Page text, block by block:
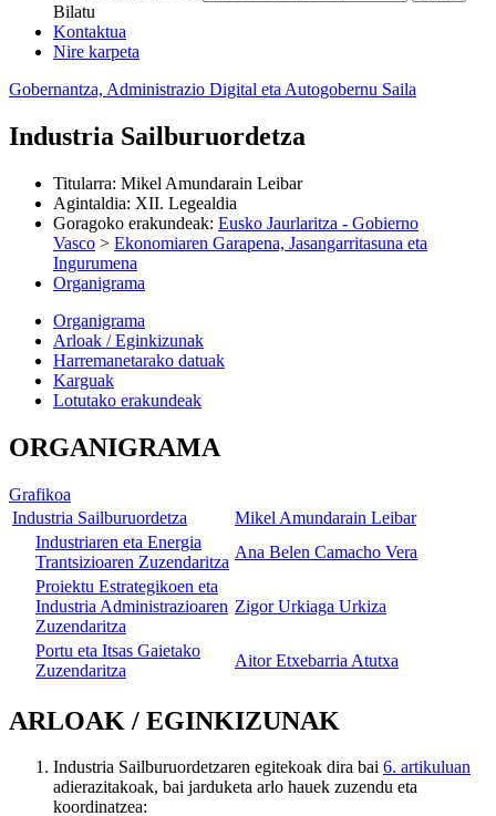
Bilatu
Kontaktua
Nire karpeta
Gobernantza, Administrazio Digital eta Autogobernu Saila
Industria Sailburuordetza
Titularra: Mikel Amundarain Leibar
Agintaldia: XII. Legealdia
Goragoko erakundeak: Eusko Jaurlaritza - Gobierno
Vasco > Ekonomiaren Garapena, Jasangarritasuna eta
Ingurumena
Organigrama
Organigrama
Arloak / Eginkizunak
Harremanetarako datuak
Karguak
Lotutako erakundeak
ORGANIGRAMA
Grafikoa
Industria Sailburuordetza
Mikel Amundarain Leibar
Industriaren eta Energia
Trantsizioaren Zuzendaritza
Ana Belen Camacho Vera
Proiektu Estrategikoen eta
Industria Administrazioaren
Zuzendaritza
Zigor Urkiaga Urkiza
Portu eta Itsas Gaietako
Zuzendaritza
Aitor Etxebarria Atutxa
ARLOAK / EGINKIZUNAK
Industria Sailburuordetzaren egitekoak dira bai 6. artikuluan
adierazitakoak, bai jarduketa arlo hauek zuzendu eta
koordinatzea: